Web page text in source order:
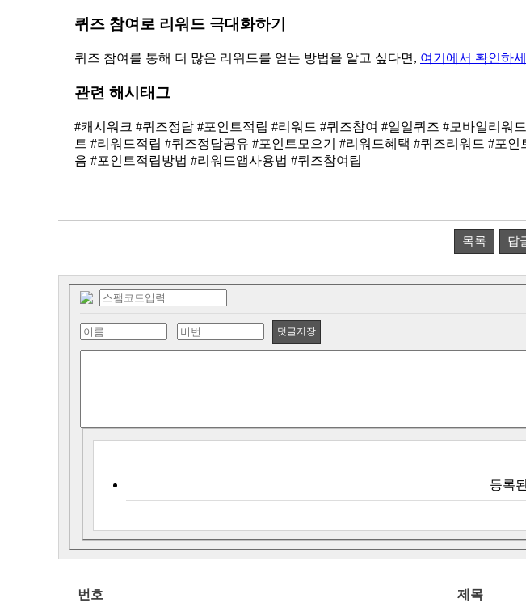
퀴즈 참여로 리워드 극대화하기
퀴즈 참여를 통해 더 많은 리워드를 얻는 방법을 알고 싶다면, 여기에서 확인하
관련 해시태그
음 #포인트적립방법 #리워드앱사용법 #퀴즈참여팁
목록 답
덧글저장
등록
번호 제목